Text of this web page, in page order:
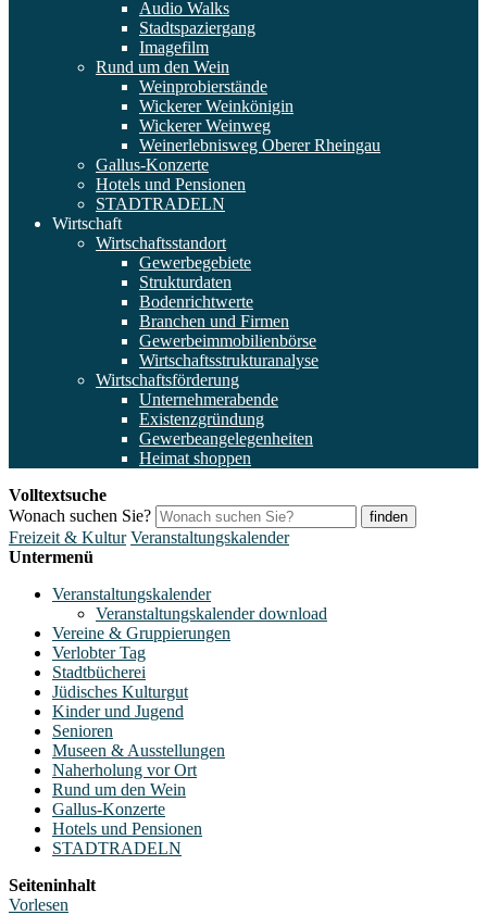
Audio Walks
Stadtspaziergang
Imagefilm
Rund um den Wein
Weinprobierstände
Wickerer Weinkönigin
Wickerer Weinweg
Weinerlebnisweg Oberer Rheingau
Gallus-Konzerte
Hotels und Pensionen
STADTRADELN
Wirtschaft
Wirtschaftsstandort
Gewerbegebiete
Strukturdaten
Bodenrichtwerte
Branchen und Firmen
Gewerbeimmobilienbörse
Wirtschaftsstrukturanalyse
Wirtschaftsförderung
Unternehmerabende
Existenzgründung
Gewerbeangelegenheiten
Heimat shoppen
Volltextsuche
Wonach suchen Sie?
finden
Freizeit & Kultur Veranstaltungskalender
Untermenü
Veranstaltungskalender
Veranstaltungskalender download
Vereine & Gruppierungen
Verlobter Tag
Stadtbücherei
Jüdisches Kulturgut
Kinder und Jugend
Senioren
Museen & Ausstellungen
Naherholung vor Ort
Rund um den Wein
Gallus-Konzerte
Hotels und Pensionen
STADTRADELN
Seiteninhalt
Vorlesen